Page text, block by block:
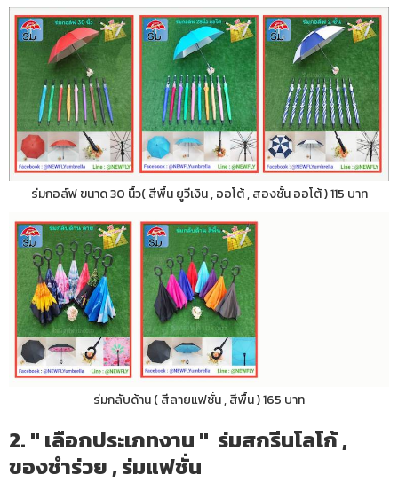
ร่มกอล์ฟ ขนาด 30 นื้ว( สีพื้น ยูวีเงิน , ออโต้ , สองชั้น ออโต้ ) 115 บาท
ร่มกลับด้าน ( สีลายแฟชั่น , สีพื้น ) 165 บาท
2. " เลือกประเภทงาน " ร่มสกรีนโลโก้ ,
ของชำร่วย , ร่มแฟชั่น